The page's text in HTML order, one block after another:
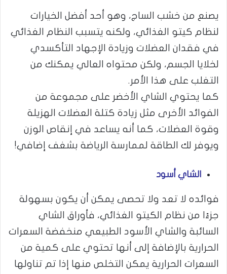
يصنع من خشب الساج، وهو أحد أفضل الخيارات
لنظام كيتو الغذائي، ولكنه يتسبب النظام الغذائي
في فقدان العضلات وزيادة الإجهاد التأكسدي
لخلايا الجسم، ولكن محتواه العالي يمكنك من
التغلب على هذا الأمر.
كما يحتوي الشاي الأخضر على مجموعة من
الفوائد الأخرى مثل زيادة كتلة العضلات الهزيلة
وقوة العضلات، كما أنه يساعد في إنقاص الوزن
ويوفر لك الطاقة لممارسة الرياضة بشغف إضافي!
الشاي أسود
فوائده لا تعد ولا تحصى يمكن أن يكون بسهولة
جزءًا من نظام الكيتو الغذائي، فأوراق الشاي
السائبة والشاي الأسود الطبيعي منخفضة السعرات
الحرارية بالإضافة إلى أنها تحتوي على كمية من
السعرات الحرارية يمكن التخلص منها إذا تم تناولها